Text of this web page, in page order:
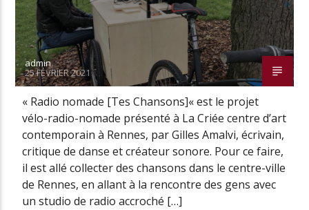
admin
25 FÉVRIER 2021
« Radio nomade [Tes Chansons]« est le projet
vélo-radio-nomade présenté à La Criée centre d’art
contemporain à Rennes, par Gilles Amalvi, écrivain,
critique de danse et créateur sonore. Pour ce faire,
il est allé collecter des chansons dans le centre-ville
de Rennes, en allant à la rencontre des gens avec
un studio de radio accroché […]